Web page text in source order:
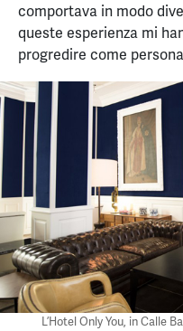
comportava in modo
queste esperienza mi
progredire come
L’Hotel Only You, in Calle